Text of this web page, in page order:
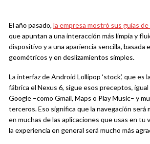
El año pasado, la empresa mostró sus guías de
que apuntan a una interacción más limpia y
dispositivo y a una apariencia sencilla, basada
geométricos y en deslizamientos simples.
La interfaz de Android Lollipop ‘stock’, que es
fábrica el Nexus 6, sigue esos preceptos,
Google –como Gmail, Maps o Play Music– y
terceros. Eso significa que la navegación será
en muchas de las aplicaciones que usas en tu
la experiencia en general será mucho más